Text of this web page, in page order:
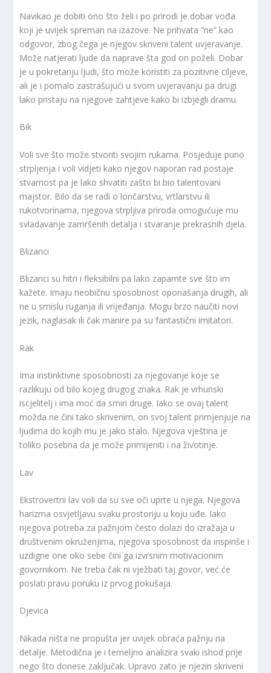
Navikao je dobiti ono što želi i po prirodi je dobar vođa
koji je uvijek spreman na izazove. Ne prihvata “ne” kao
odgovor, zbog čega je njegov skriveni talent uvjeravanje.
Može natjerati ljude da naprave šta god on poželi. Dobar
je u pokretanju ljudi, što može koristiti za pozitivne ciljeve,
ali je i pomalo zastrašujući u svom uvjeravanju pa drugi
lako pristaju na njegove zahtjeve kako bi izbjegli dramu.
Bik
Voli sve što može stvoriti svojim rukama. Posjeduje puno
strpljenja i voli vidjeti kako njegov naporan rad postaje
stvarnost pa je lako shvatiti zašto bi bio talentovani
majstor. Bilo da se radi o lončarstvu, vrtlarstvu ili
rukotvorinama, njegova strpljiva priroda omogućuje mu
svladavanje zamršenih detalja i stvaranje prekrasnih djela.
Blizanci
Blizanci su hitri i fleksibilni pa lako zapamte sve što im
kažete. Imaju neobičnu sposobnost oponašanja drugih, ali
ne u smislu ruganja ili vrijeđanja. Mogu brzo naučiti novi
jezik, naglasak ili čak manire pa su fantastični imitatori.
Rak
Ima instinktivne sposobnosti za njegovanje koje se
razlikuju od bilo kojeg drugog znaka. Rak je vrhunski
iscjelitelj i ima moć da smiri druge. Iako se ovaj talent
možda ne čini tako skrivenim, on svoj talent primjenjuje na
ljudima do kojih mu je jako stalo. Njegova vještina je
toliko posebna da je može primijeniti i na životinje.
Lav
Ekstrovertni lav voli da su sve oči uprte u njega. Njegova
harizma osvjetljavu svaku prostoriju u koju uđe. Iako
njegova potreba za pažnjom često dolazi do izražaja u
društvenim okruženjima, njegova sposobnost da inspiriše i
uzdigne one oko sebe čini ga izvrsnim motivacionim
govornikom. Ne treba čak ni vježbati taj govor, već će
poslati pravu poruku iz prvog pokušaja.
Djevica
Nikada ništa ne propušta jer uvijek obraća pažnju na
detalje. Metodična je i temeljno analizira svaki ishod prije
nego što donese zaključak. Upravo zato je njezin skriveni